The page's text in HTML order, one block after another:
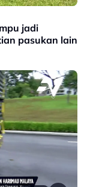
jadi
pasukan lain